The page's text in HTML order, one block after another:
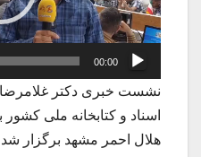
00:00
نشست خبری دکتر
اسناد و کتابخانه ملی
هلال احمر مشهد برگزار شد